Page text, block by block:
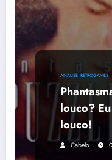
ANÁLISE RETROGAMES
louco?
louco!
Cabelo